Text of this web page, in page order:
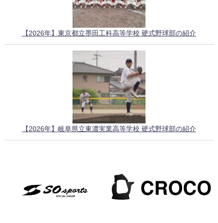
【2026年】東京都立墨田工科高等学校 硬式野球部の紹介
【2026年】岐阜県立東濃実業高等学校 硬式野球部の紹介